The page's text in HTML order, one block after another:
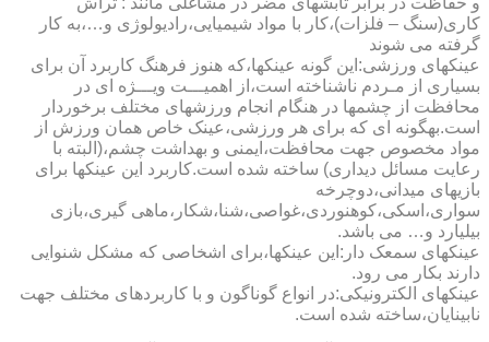
کاری(سنگ – فلزات)،کار با مواد شیمیایی،رادیولوژی و…،به کار
گرفته می شوند
عینکهای ورزشی:این گونه عینکها،که هنوز فرهنگ کاربرد آن برای
بسیاری از مـردم ناشناخته است،از اهمیـــت ویـــژه ای در
محافظت از چشمها در هنگام انجام ورزشهای مختلف برخوردار
است.به­گونه ای که برای هر ورزشی،عینک خاص همان ورزش از
مواد مخصوص جهت محافظت،ایمنی و بهداشت چشم،(البته با
رعایت مسائل دیداری) ساخته شده است.کاربرد این عینکها برای
بازیهای میدانی،دوچرخه
سواری،اسکی،کوهنوردی،غواصی،شنا،شکار،ماهی گیری،بازی
بیلیارد و… می باشد.
عینکهای سمعک دار:این عینکها،برای اشخاصی که مشکل شنوایی
دارند بکار می رود.
عینکهای الکترونیکی:در انواع گوناگون و با کاربردهای مختلف جهت
نابینایان،ساخته شده است.